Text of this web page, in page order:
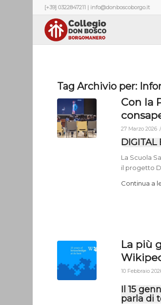
[+39] 0322847211 | info@donboscoborgo.it
Tag Archivio per:
Con la
27 Marzo 2026 /
DIGITAL
La Scuola
il progetto
Continua a
La più
10 Febbraio
Il 15
parla di